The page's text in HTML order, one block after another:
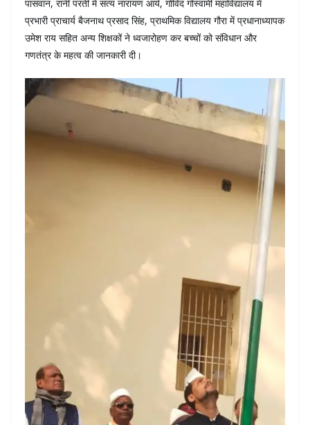
पासवान, रानी परती में सत्य नारायण आर्य, गोविंद गोस्वामी महाविद्यालय में
प्रभारी प्राचार्य बैजनाथ प्रसाद सिंह, प्राथमिक विद्यालय गौरा में प्रधानाध्यापक
उमेश राय सहित अन्य शिक्षकों ने ध्वजारोहण कर बच्चों को संविधान और
गणतंत्र के महत्व की जानकारी दी।